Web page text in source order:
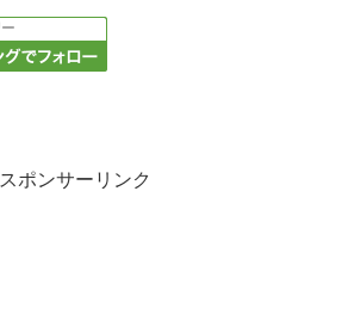
スポンサーリンク